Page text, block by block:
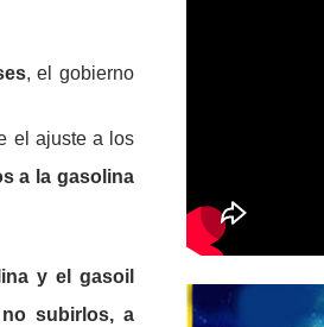
, el gobierno
el ajuste a los
a la gasolina
y el gasoil
subirlos, a